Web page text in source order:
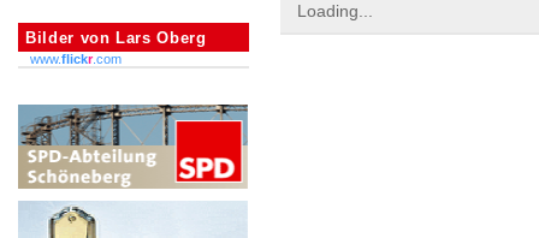
Loading...
Bilder von Lars Oberg
www.flickr.com